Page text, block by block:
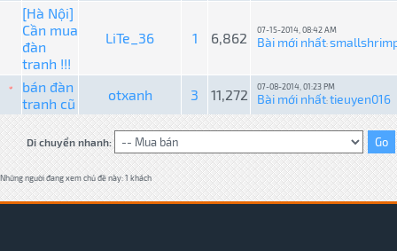
[Hà Nội]
Cần mua
đàn
tranh !!!
LiTe_36 1 6,862 07-15-2014, 08:42 AM
Bài mới nhất:
bán đàn
tranh cũ
otxanh 3 11,272 07-08-2014, 01:23 PM
Bài mới nhất:tieuyen016
Di chuyển nhanh:
Những người đang xem chủ đề này: 1 khách